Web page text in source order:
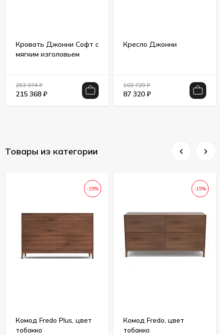
Кровать Джонни Софт с
мягким изголовьем
253 374₽
215 368 ₽
Кресло Джонни
102 729₽
87 320 ₽
Товары из категории
-15%
Комод Fredo Plus, цвет
тобакко
-15%
Комод Fredo, цвет
тобакко